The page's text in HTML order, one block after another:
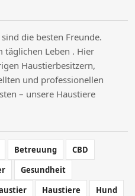
die besten Freunde.
täglichen Leben . Hier
Haustierbesitzern,
und professionellen
– unsere Haustiere
Betreuung
CBD
Gesundheit
Haustiere
Hund